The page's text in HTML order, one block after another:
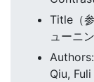
Title（
ューニ
Qiu,